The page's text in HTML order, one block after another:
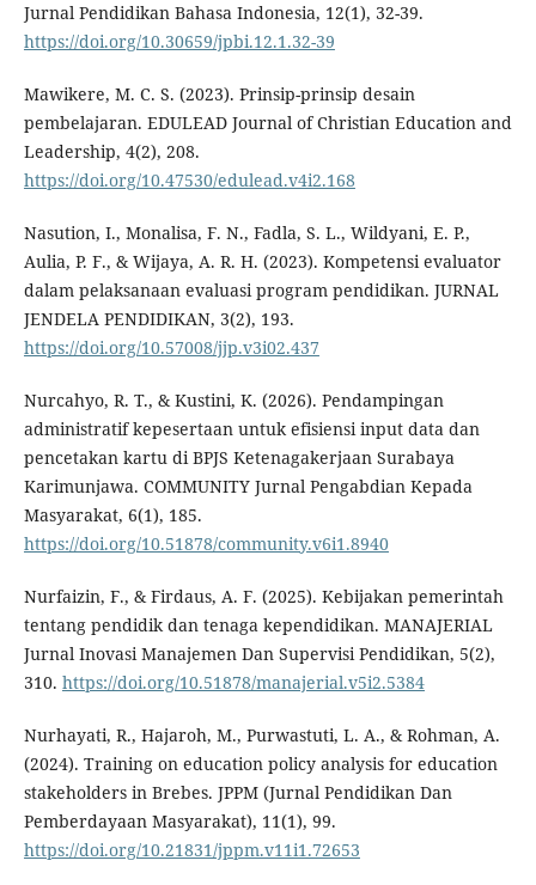
Jurnal Pendidikan Bahasa Indonesia, 12(1), 32-39.
https://doi.org/10.30659/jpbi.12.1.32-39
Mawikere, M. C. S. (2023). Prinsip-prinsip desain
pembelajaran. EDULEAD Journal of Christian Education and
Leadership, 4(2), 208.
https://doi.org/10.47530/edulead.v4i2.168
Nasution, I., Monalisa, F. N., Fadla, S. L., Wildyani, E. P.,
Aulia, P. F., & Wijaya, A. R. H. (2023). Kompetensi evaluator
dalam pelaksanaan evaluasi program pendidikan. JURNAL
JENDELA PENDIDIKAN, 3(2), 193.
https://doi.org/10.57008/jjp.v3i02.437
Nurcahyo, R. T., & Kustini, K. (2026). Pendampingan
administratif kepesertaan untuk efisiensi input data dan
pencetakan kartu di BPJS Ketenagakerjaan Surabaya
Karimunjawa. COMMUNITY Jurnal Pengabdian Kepada
Masyarakat, 6(1), 185.
https://doi.org/10.51878/community.v6i1.8940
Nurfaizin, F., & Firdaus, A. F. (2025). Kebijakan pemerintah
tentang pendidik dan tenaga kependidikan. MANAJERIAL
Jurnal Inovasi Manajemen Dan Supervisi Pendidikan, 5(2),
310. https://doi.org/10.51878/manajerial.v5i2.5384
Nurhayati, R., Hajaroh, M., Purwastuti, L. A., & Rohman, A.
(2024). Training on education policy analysis for education
stakeholders in Brebes. JPPM (Jurnal Pendidikan Dan
Pemberdayaan Masyarakat), 11(1), 99.
https://doi.org/10.21831/jppm.v11i1.72653